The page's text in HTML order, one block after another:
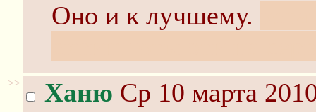
Оно и к лучшему.
>> Ханю Ср 10 марта